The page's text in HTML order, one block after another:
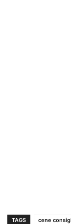
TAGS cene